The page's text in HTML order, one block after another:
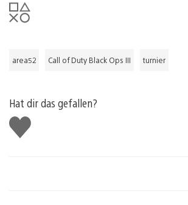
area52 Call of Duty Black Ops III turnier
Hat dir das gefallen?
Gefällt
mir